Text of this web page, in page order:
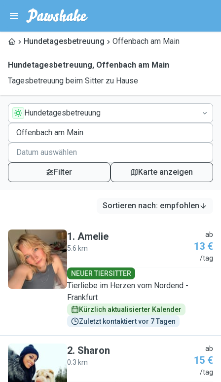
Hundetagesbetreuung Offenbach am Main
Hundetagesbetreuung, Offenbach am Main
Tagesbetreuung beim Sitter zu Hause
Hundetagesbetreuung
Filter Karte anzeigen
Sortieren nach: empfohlen
A
1. Amelie
5.6 km
ab
13 €
/tag
NEUER TIERSITTER
Tierliebe im Herzen vom Nordend -
Frankfurt
Kürzlich aktualisierter Kalender
Zuletzt kontaktiert vor 7 Tagen
S
2. Sharon
0.3 km
ab
15 €
/tag